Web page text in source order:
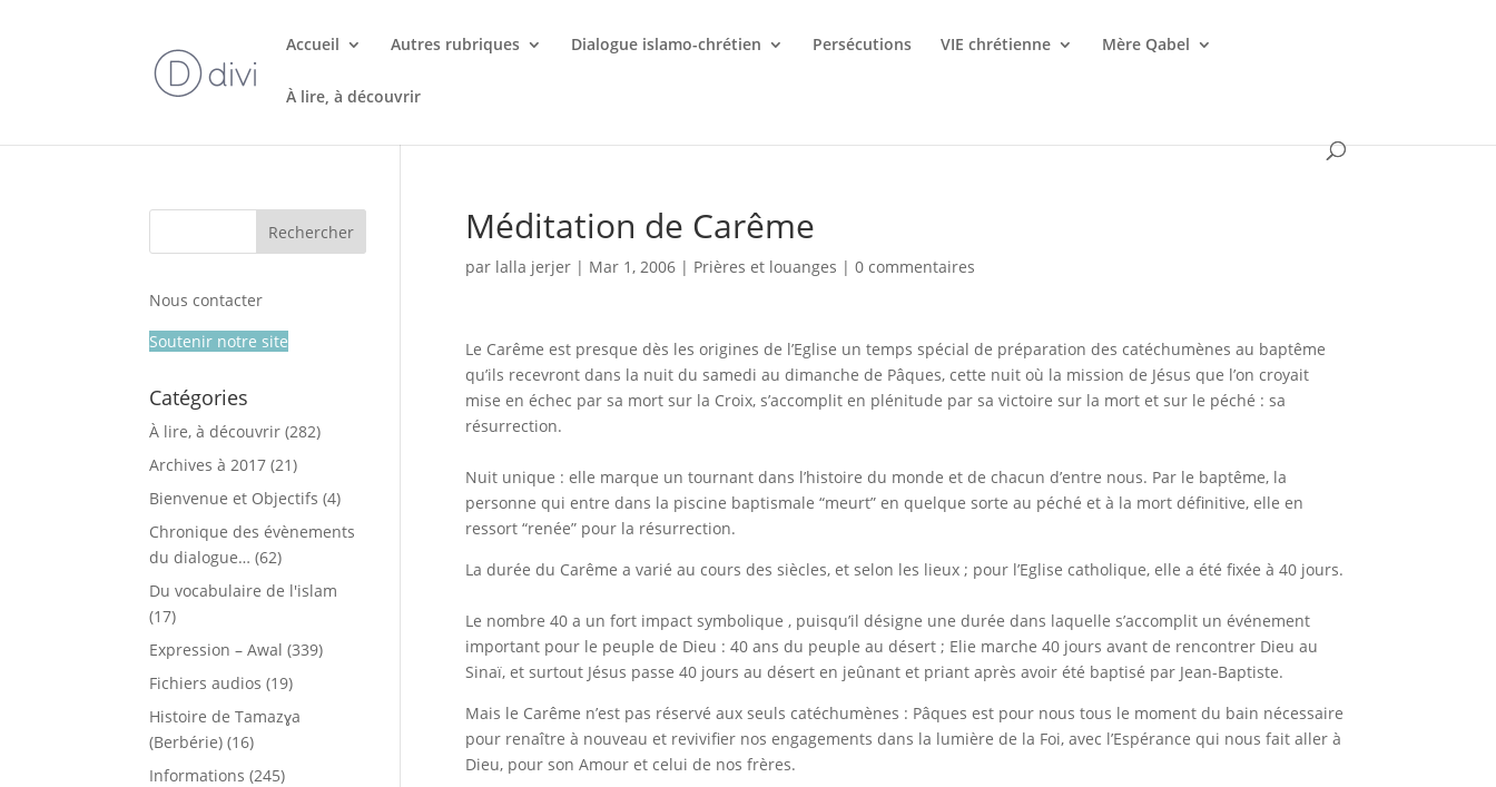
Accueil Autres rubriques Dialogue islamo-chrétien Persécutions VIE chrétienne Mère Qabel
À lire, à découvrir
Méditation de Carême
par lalla jerjer| Mar 1, 2006| Prières et louanges | 0 commentaires
Le Carême est presque dès les origines de l’Eglise un temps spécial de préparation des catéchumènes au baptême
qu’ils recevront dans la nuit du samedi au dimanche de Pâques, cette nuit où la mission de Jésus que l’on croyait
mise en échec par sa mort sur la Croix, s’accomplit en plénitude par sa victoire sur la mort et sur le péché : sa
résurrection.
Nuit unique : elle marque un tournant dans l’histoire du monde et de chacun d’entre nous. Par le baptême, la
personne qui entre dans la piscine baptismale “meurt” en quelque sorte au péché et à la mort définitive, elle en
ressort “renée” pour la résurrection.
La durée du Carême a varié au cours des siècles, et selon les lieux ; pour l’Eglise catholique, elle a été fixée à 40 jours.
Le nombre 40 a un fort impact symbolique , puisqu’il désigne une durée dans laquelle s’accomplit un événement
important pour le peuple de Dieu : 40 ans du peuple au désert ; Elie marche 40 jours avant de rencontrer Dieu au
Sinaï, et surtout Jésus passe 40 jours au désert en jeûnant et priant après avoir été baptisé par Jean-Baptiste.
Mais le Carême n’est pas réservé aux seuls catéchumènes : Pâques est pour nous tous le moment du bain nécessaire
pour renaître à nouveau et revivifier nos engagements dans la lumière de la Foi, avec l’Espérance qui nous fait aller à
Dieu, pour son Amour et celui de nos frères.
Nous contacter
Soutenir notre site
Catégories
À lire, à découvrir (282)
Archives à 2017 (21)
Bienvenue et Objectifs (4)
Chronique des évènements
du dialogue… (62)
Du vocabulaire de l'islam
(17)
Expression – Awal (339)
Fichiers audios (19)
Histoire de Tamazɣa
(Berbérie) (16)
Informations (245)